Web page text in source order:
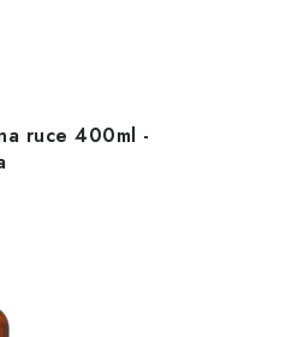
ruce 400ml -